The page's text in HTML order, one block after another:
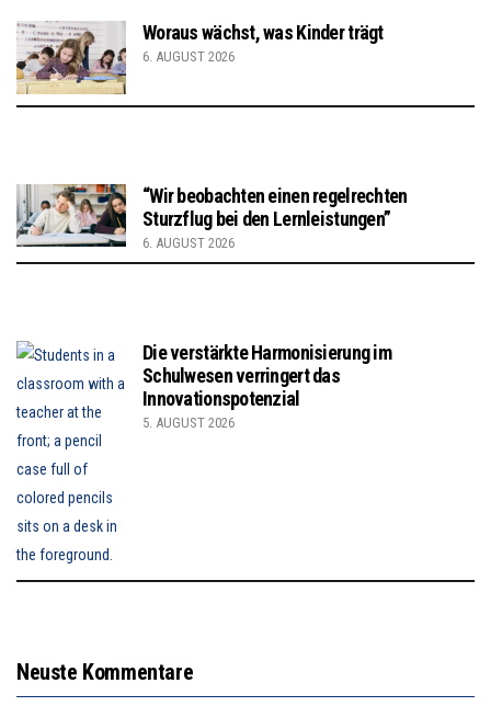
Woraus wächst, was Kinder trägt
6. AUGUST 2026
“Wir beobachten einen regelrechten
Sturzflug bei den Lernleistungen”
6. AUGUST 2026
Die verstärkte Harmonisierung im
Schulwesen verringert das
Innovationspotenzial
5. AUGUST 2026
Neuste Kommentare